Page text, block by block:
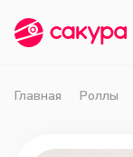
Главная Роллы